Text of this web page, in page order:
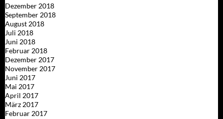
Dezember 2018
September 2018
August 2018
Juli 2018
Juni 2018
Februar 2018
Dezember 2017
November 2017
Juni 2017
Mai 2017
April 2017
März 2017
Februar 2017